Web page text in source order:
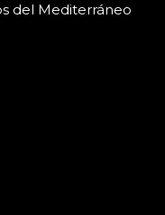
del Mediterráneo